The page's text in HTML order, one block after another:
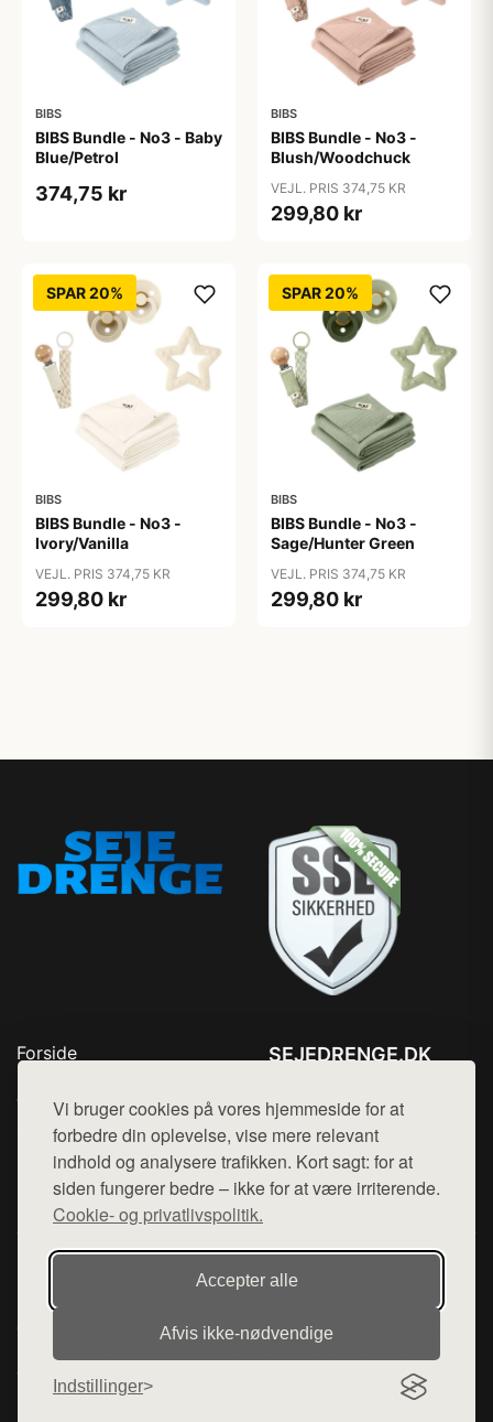
Vi bruger cookies på vores hjemmeside for at
forbedre din oplevelse, vise mere relevant
indhold og analysere trafikken. Kort sagt: for at
siden fungerer bedre – ikke for at være irriterende.
Cookie- og privatlivspolitik.
Accepter alle
Afvis ikke‑nødvendige
Indstillinger
BIBS
BIBS Bundle - No3 - Baby
Blue/Petrol
374,75 kr
BIBS
BIBS Bundle - No3 -
Blush/Woodchuck
VEJL. PRIS 374,75 KR
299,80 kr
SPAR 20%
BIBS
BIBS Bundle - No3 -
Ivory/Vanilla
VEJL. PRIS 374,75 KR
299,80 kr
SPAR 20%
BIBS
BIBS Bundle - No3 -
Sage/Hunter Green
VEJL. PRIS 374,75 KR
299,80 kr
Forside
Top Rabatter
Kontakt
SEJEDRENGE.DK
Mail: hej@want.dk
Cookie- og privatlivspolitik
Denne side er en del af want.dk, der udgiver en række
hjemmesider med præsentation af forskellige produkter fra
diverse webshops. Der sælges ikke varer fra denne side - vi
henviser til de shops, som sælger varen. Vi har heller ikke
varerne på lager.